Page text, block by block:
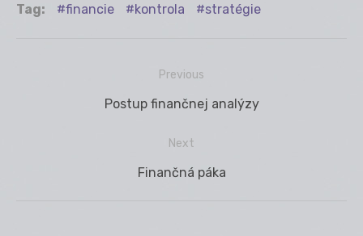
Tag: financie kontrola stratégie
Previous
Previous
Postup finančnej analýzy
Next
Next
Finančná páka